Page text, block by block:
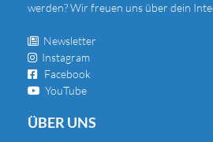
werden? Wir freuen uns über dein
 Newsletter
 Instagram
 Facebook
 YouTube
ÜBER UNS